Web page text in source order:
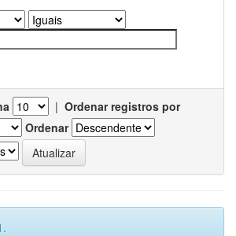
| Ordenar registros por
Ordenar